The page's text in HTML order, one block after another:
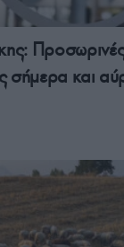
σήμερα και